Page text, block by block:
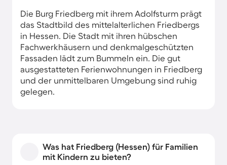
Die Burg Friedberg mit ihrem Adolfsturm prägt
das Stadtbild des mittelalterlichen Friedbergs
in Hessen. Die Stadt mit ihren hübschen
Fachwerkhäusern und denkmalgeschützten
Fassaden lädt zum Bummeln ein. Die gut
ausgestatteten Ferienwohnungen in Friedberg
und der unmittelbaren Umgebung sind ruhig
gelegen.
Was hat Friedberg (Hessen) für Familien
mit Kindern zu bieten?